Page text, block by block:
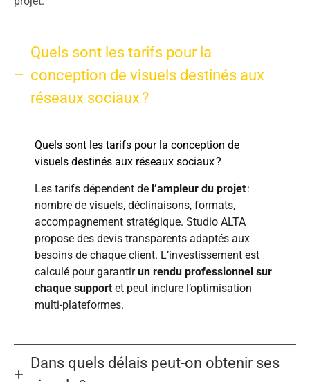
Quels sont les tarifs pour la
conception de visuels destinés aux
réseaux sociaux ?
Quels sont les tarifs pour la conception de
visuels destinés aux réseaux sociaux ?
Les tarifs dépendent de l’ampleur du projet:
nombre de visuels, déclinaisons, formats,
accompagnement stratégique. Studio ALTA
propose des devis transparents adaptés aux
besoins de chaque client. L’investissement est
calculé pour garantirun rendu professionnel sur
chaque support et peut inclure l’optimisation
multi-plateformes.
Dans quels délais peut-on obtenir ses